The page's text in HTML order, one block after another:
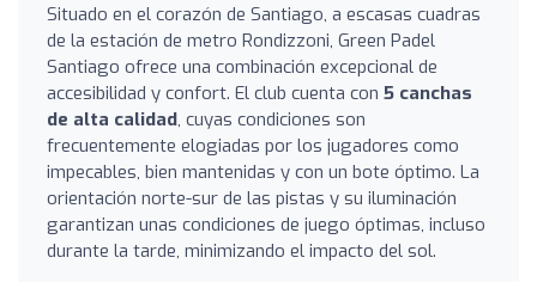
Situado en el corazón de Santiago, a escasas cuadras
de la estación de metro Rondizzoni, Green Padel
Santiago ofrece una combinación excepcional de
accesibilidad y confort. El club cuenta con 5 canchas
de alta calidad, cuyas condiciones son
frecuentemente elogiadas por los jugadores como
impecables, bien mantenidas y con un bote óptimo. La
orientación norte-sur de las pistas y su iluminación
garantizan unas condiciones de juego óptimas, incluso
durante la tarde, minimizando el impacto del sol.